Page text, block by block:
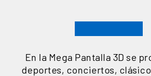
En la Mega Pantalla 3D se
deportes, conciertos,